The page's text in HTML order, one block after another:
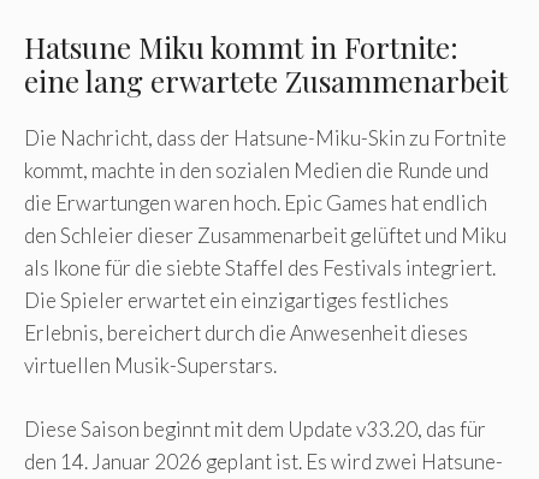
Hatsune Miku kommt in Fortnite:
eine lang erwartete Zusammenarbeit
Die Nachricht, dass der Hatsune-Miku-Skin zu Fortnite
kommt, machte in den sozialen Medien die Runde und
die Erwartungen waren hoch. Epic Games hat endlich
den Schleier dieser Zusammenarbeit gelüftet und Miku
als Ikone für die siebte Staffel des Festivals integriert.
Die Spieler erwartet ein einzigartiges festliches
Erlebnis, bereichert durch die Anwesenheit dieses
virtuellen Musik-Superstars.
Diese Saison beginnt mit dem Update v33.20, das für
den 14. Januar 2026 geplant ist. Es wird zwei Hatsune-